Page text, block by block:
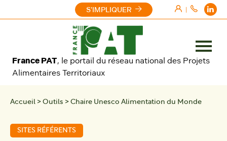
|
France PAT, le portail du réseau national des Projets
Alimentaires Territoriaux
S'IMPLIQUER
Ouvrir
le
Accueil > Outils > Chaire Unesco Alimentation du Monde
SITES RÉFÉRENTS